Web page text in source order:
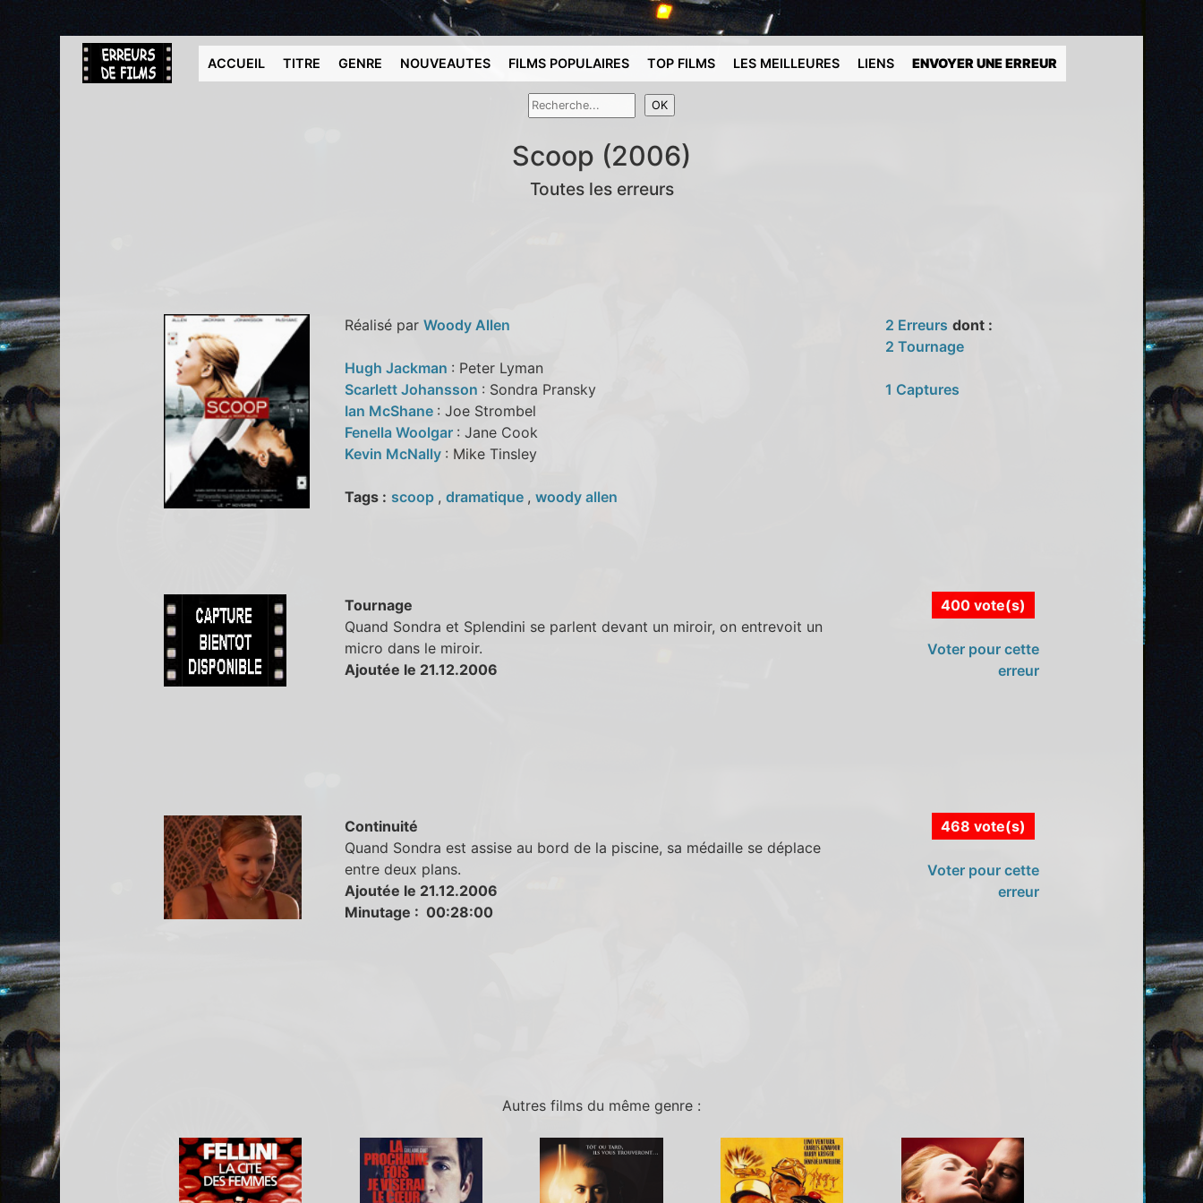
ACCUEIL TITRE GENRE NOUVEAUTES FILMS POPULAIRES TOP FILMS LES MEILLEURES LIENS ENVOYER UNE ERREUR
Scoop (2006)
Toutes les erreurs
Réalisé par Woody Allen
Hugh Jackman : Peter Lyman
Scarlett Johansson : Sondra Pransky
Ian McShane : Joe Strombel
Fenella Woolgar : Jane Cook
Kevin McNally : Mike Tinsley
Tags : scoop , dramatique , woody allen
2 Erreurs dont :
2 Tournage
1 Captures
Tournage
Quand Sondra et Splendini se parlent devant un miroir, on entrevoit un
micro dans le miroir.
Ajoutée le 21.12.2006
400 vote(s)
Voter pour cette
erreur
Continuité
Quand Sondra est assise au bord de la piscine, sa médaille se déplace
entre deux plans.
Ajoutée le 21.12.2006
Minutage : 00:28:00
468 vote(s)
Voter pour cette
erreur
Autres films du même genre :